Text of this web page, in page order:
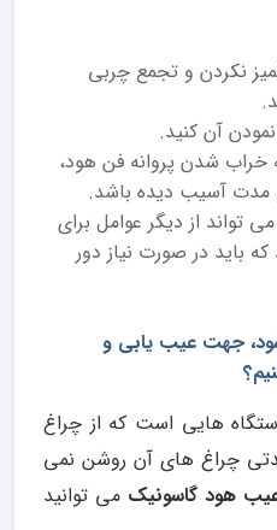
نکردن و تجمع چربی
آن کنید.
خراب شدن پروانه فن هود،
مدت آسیب دیده باشد.
تواند از دیگر عوامل برای
در صورت نیاز دور
جهت عیب یابی و
هایی است که از چراغ
چراغ های آن روشن نمی
هود گاسونیک می توانید